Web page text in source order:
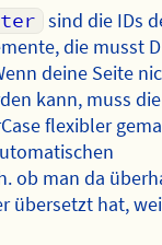
sind die IDs
die musst
deine Seite
kann, muss
flexibler
ob man da
übersetzt hat,